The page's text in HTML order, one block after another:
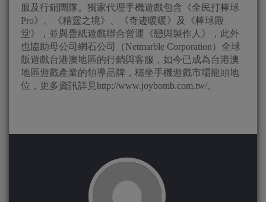
服及行銷團隊。獨家代理手機遊戲包含《全民打棒球
Pro》、《精靈之境》、《奇迹暖暖》及《棒球殿
堂》，並與疊紙遊戲聯合營運《戀與製作人》，此外
也協助母公司網石公司（Netmarble Corporation）全球
版遊戲台港澳地區的行銷與客服，如今已成為台港澳
地區遊戲產業的領導品牌，穩坐手機遊戲市場龍頭地
位，更多資訊詳見http://www.joybomb.com.tw/。